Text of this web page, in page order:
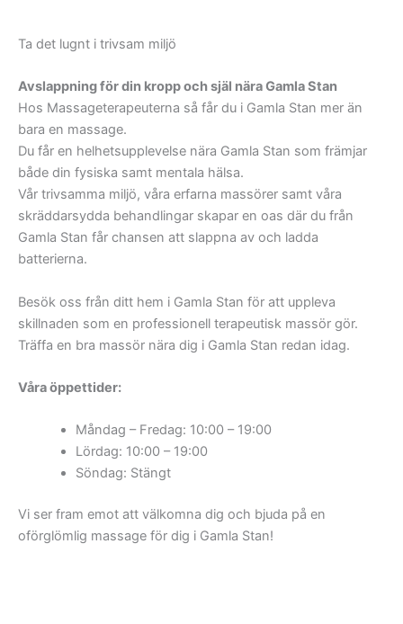
Birger Jarls Torg
Helgeandsholmen
Järntorget
Kornhamnstorg
Kungliga Slottet
Köpmansbrinken
Mälartorget
Riddarholmen
Riddarhuset
Skeppsbron
Slussplan
Storkyrkan
Stortorget
Lekamens gränd,
Ignatiigränd,
Kindstugatan,
Kråkgränd,
Kåkbrinken,
Källargränd,
Köpmangatan,
Myntgatan,
Packhusgränd,
Prästgatan,
Solgränd,
Storkyrkobrinken,
Svartmangatan,
Ta det lugnt i trivsam miljö
Avslappning för din kropp och själ nära Gamla Stan
Hos Massageterapeuterna så får du i Gamla Stan mer än
bara en massage.
Du får en helhetsupplevelse nära Gamla Stan som främjar
både din fysiska samt mentala hälsa.
Vår trivsamma miljö, våra erfarna massörer samt våra
skräddarsydda behandlingar skapar en oas där du från
Gamla Stan får chansen att slappna av och ladda
batterierna.
Besök oss från ditt hem i Gamla Stan för att uppleva
skillnaden som en professionell terapeutisk massör gör.
Träffa en bra massör nära dig i Gamla Stan redan idag.
Våra öppettider:
Måndag – Fredag: 10:00 – 19:00
Lördag: 10:00 – 19:00
Söndag: Stängt
Vi ser fram emot att välkomna dig och bjuda på en
oförglömlig massage för dig i Gamla Stan!